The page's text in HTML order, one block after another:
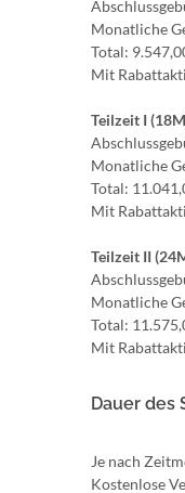
Monatliche
Total:
Mit
Teilzeit I
Monatliche
Total:
Mit
Teilzeit II
Monatliche
Total:
Mit
Dauer des
Je nach
Kostenlose